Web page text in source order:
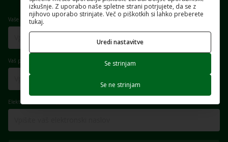
Vaše ime
Vaš priimek
Elektronski naslov
izkušnje. Z uporabo naše spletne strani potrjujete, da se z
njihovo uporabo strinjate. Več o piškotkih si lahko preberete
tukaj.
Uredi nastavitve
Se strinjam
Se ne strinjam